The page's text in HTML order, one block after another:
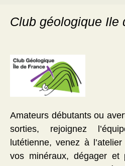
Club géologique Ile
Amateurs débutants ou
sorties, rejoignez
lutétienne, venez à
vos minéraux, dégager et